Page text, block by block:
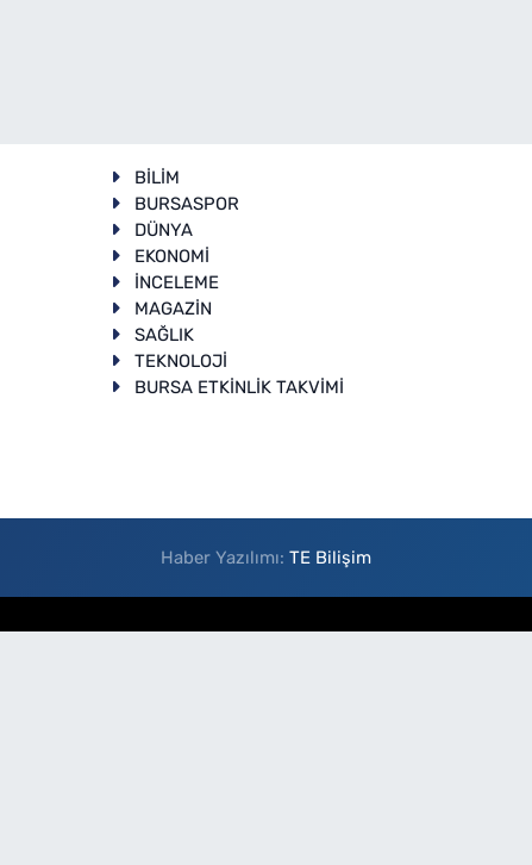
BİLİM
BURSASPOR
DÜNYA
EKONOMİ
İNCELEME
MAGAZİN
SAĞLIK
TEKNOLOJİ
BURSA ETKİNLİK TAKVİMİ
Haber Yazılımı:TE Bilişim